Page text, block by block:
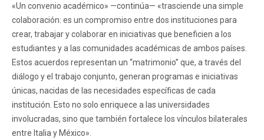
«Un convenio académico» —continúa— «trasciende una simple
colaboración: es un compromiso entre dos instituciones para
crear, trabajar y colaborar en iniciativas que beneficien a los
estudiantes y a las comunidades académicas de ambos países.
Estos acuerdos representan un “matrimonio” que, a través del
diálogo y el trabajo conjunto, generan programas e iniciativas
únicas, nacidas de las necesidades específicas de cada
institución. Esto no solo enriquece a las universidades
involucradas, sino que también fortalece los vínculos bilaterales
entre Italia y México».